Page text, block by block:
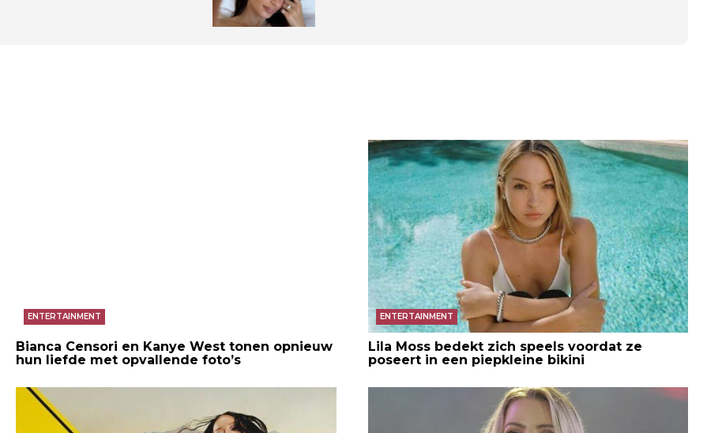
ENTERTAINMENT
Bianca Censori en Kanye West tonen opnieuw
hun liefde met opvallende foto’s
ENTERTAINMENT
Lila Moss bedekt zich speels voordat ze
poseert in een piepkleine bikini